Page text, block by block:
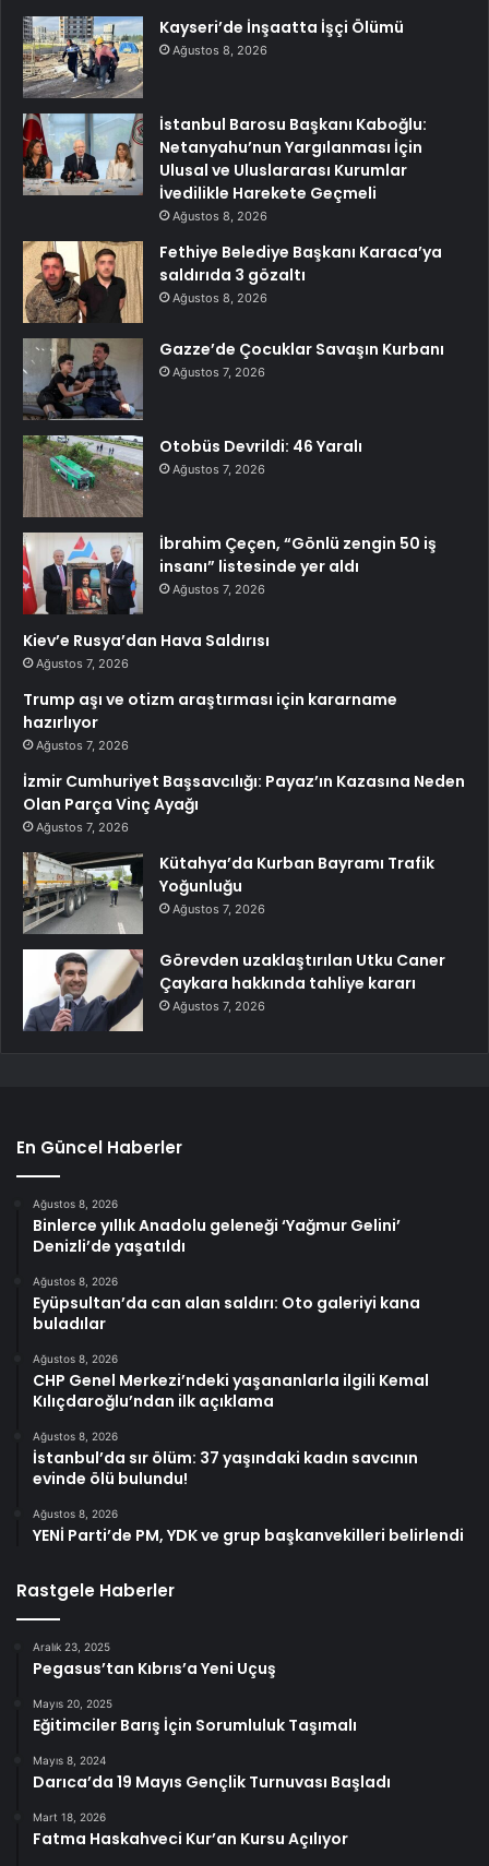
Kayseri’de İnşaatta İşçi Ölümü
Ağustos 8, 2026
İstanbul Barosu Başkanı Kaboğlu:
Netanyahu’nun Yargılanması İçin
Ulusal ve Uluslararası Kurumlar
İvedilikle Harekete Geçmeli
Ağustos 8, 2026
Fethiye Belediye Başkanı Karaca’ya
saldırıda 3 gözaltı
Ağustos 8, 2026
Gazze’de Çocuklar Savaşın Kurbanı
Ağustos 7, 2026
Otobüs Devrildi: 46 Yaralı
Ağustos 7, 2026
İbrahim Çeçen, “Gönlü zengin 50 iş
insanı” listesinde yer aldı
Ağustos 7, 2026
Kiev’e Rusya’dan Hava Saldırısı
Ağustos 7, 2026
Trump aşı ve otizm araştırması için kararname
hazırlıyor
Ağustos 7, 2026
İzmir Cumhuriyet Başsavcılığı: Payaz’ın Kazasına Neden
Olan Parça Vinç Ayağı
Ağustos 7, 2026
Kütahya’da Kurban Bayramı Trafik
Yoğunluğu
Ağustos 7, 2026
Görevden uzaklaştırılan Utku Caner
Çaykara hakkında tahliye kararı
Ağustos 7, 2026
En Güncel Haberler
Ağustos 8, 2026
Binlerce yıllık Anadolu geleneği ‘Yağmur Gelini’
Denizli’de yaşatıldı
Ağustos 8, 2026
Eyüpsultan’da can alan saldırı: Oto galeriyi kana
buladılar
Ağustos 8, 2026
CHP Genel Merkezi’ndeki yaşananlarla ilgili Kemal
Kılıçdaroğlu’ndan ilk açıklama
Ağustos 8, 2026
İstanbul’da sır ölüm: 37 yaşındaki kadın savcının
evinde ölü bulundu!
Ağustos 8, 2026
YENİ Parti’de PM, YDK ve grup başkanvekilleri belirlendi
Rastgele Haberler
Aralık 23, 2025
Pegasus’tan Kıbrıs’a Yeni Uçuş
Mayıs 20, 2025
Eğitimciler Barış İçin Sorumluluk Taşımalı
Mayıs 8, 2024
Darıca’da 19 Mayıs Gençlik Turnuvası Başladı
Mart 18, 2026
Fatma Haskahveci Kur’an Kursu Açılıyor